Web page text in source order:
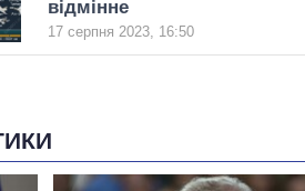
відмінне
17 серпня 2023, 16:50